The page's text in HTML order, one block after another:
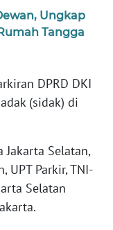
Ungkap
Tangga
DPRD DKI
(sidak) di
Selatan,
UPT Parkir, TNI-
Selatan